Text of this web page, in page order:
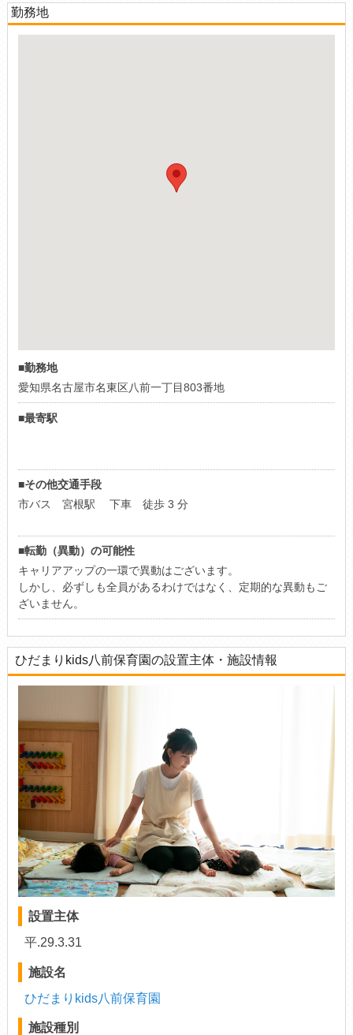
勤務地
■勤務地
愛知県名古屋市名東区八前一丁目803番地
■最寄駅
■その他交通手段
市バス 宮根駅 下車 徒歩 3 分
■転勤（異動）の可能性
キャリアアップの一環で異動はございます。
しかし、必ずしも全員があるわけではなく、定期的な異動もご
ざいません。
ひだまりkids八前保育園の設置主体・施設情報
設置主体
平.29.3.31
施設名
ひだまりkids八前保育園
施設種別